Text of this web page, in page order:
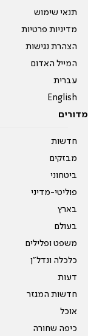
תנאי שימוש
מדיניות פרטיות
הצהרת נגישות
המייל האדום
עברית
English
מדורים
חדשות
מבזקים
ביטחוני
פוליטי-מדיני
בארץ
בעולם
משפט ופלילים
כלכלה ונדל"ן
דעות
חדשות המגזר
אוכל
כיפה שחורה